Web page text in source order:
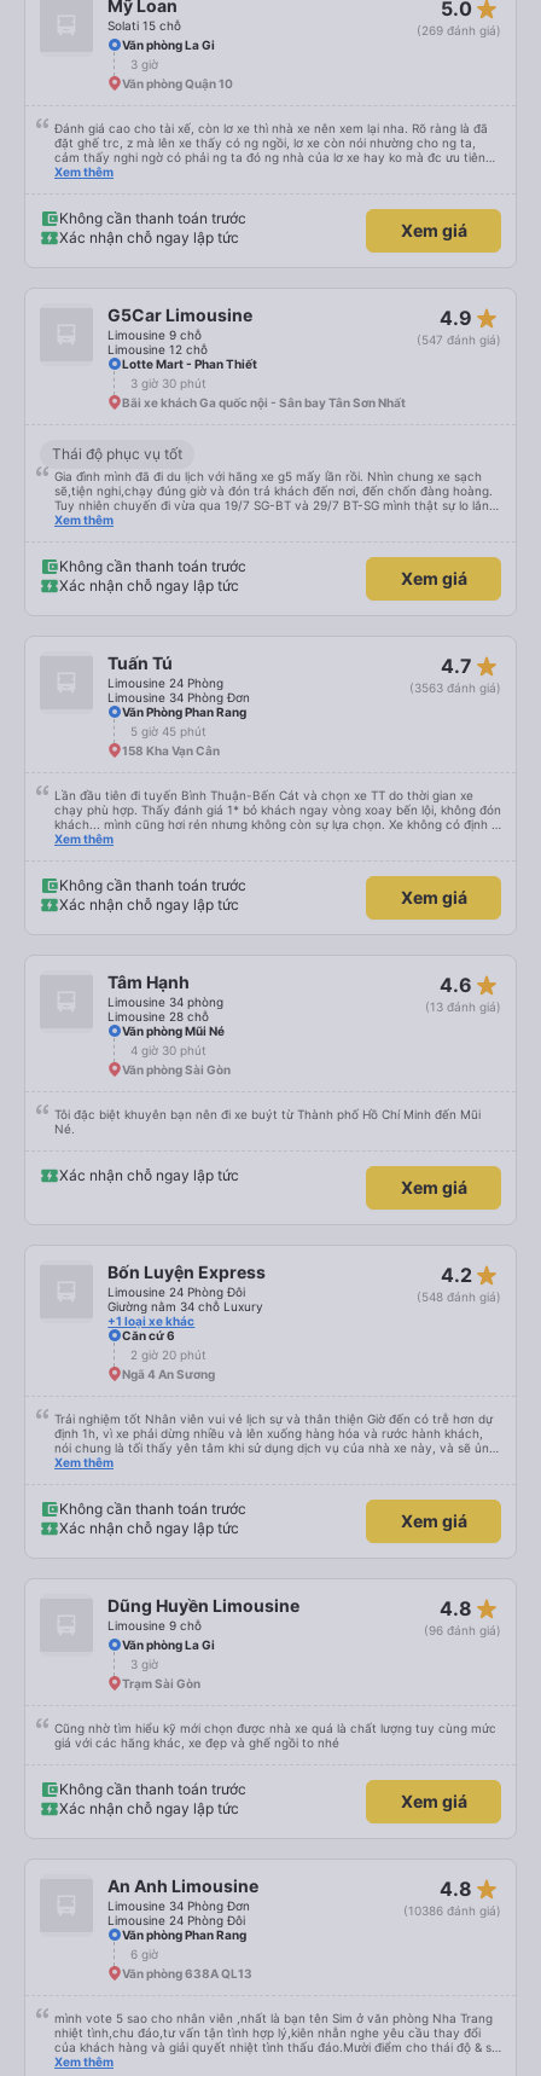
suốt chuyến đi, và có thể sẽ có những điểm dừng chân. Tôi khuyên bạn nên
chọn công ty này và đặt chỗ ngồi VIP.
Mỹ Loan
Solati 15 chỗ
5.0 star_rate
(269 đánh giá)
Văn phòng La Gi
3 giờ
Văn phòng Quận 10
Đánh giá cao cho tài xế, còn lơ xe thì nhà xe nên xem lại nha. Rõ ràng là đã
đặt ghế trc, z mà lên xe thấy có ng ngồi, lơ xe còn nói nhường cho ng ta,
cảm thấy nghi ngờ có phải ng ta đó ng nhà của lơ xe hay ko mà đc ưu tiên
như z, z đặt ghế làm j. Nhưg tài xế đã đứng ra giải quyết nên đánh giá 5* cho
Xem thêm
Không cần thanh toán trước
Xác nhận chỗ ngay lập tức
Xem giá
G5Car Limousine
Limousine 9 chỗ
Limousine 12 chỗ
4.9 star_rate
(547 đánh giá)
Lotte Mart - Phan Thiết
3 giờ 30 phút
Bãi xe khách Ga quốc nội - Sân bay Tân Sơn Nhất
Thái độ phục vụ tốt
Gia đình mình đã đi du lịch với hãng xe g5 mấy lần rồi. Nhìn chung xe sạch
sẽ,tiện nghi,chạy đúng giờ và đón trả khách đến nơi, đến chốn đàng hoàng.
Tuy nhiên chuyến đi vừa qua 19/7 SG-BT và 29/7 BT-SG mình thật sự lo lắng,
yếu tim với bác tài . Ko biết may mắn hay xúi quẩy mà chuyến đi khứ hồi đều
người cũng tới nói an toàn. Cảm ơn trời phật
Xem thêm
Không cần thanh toán trước
Xác nhận chỗ ngay lập tức
Xem giá
Tuấn Tú
Limousine 24 Phòng
Limousine 34 Phòng Đơn
4.7 star_rate
(3563 đánh giá)
Văn Phòng Phan Rang
5 giờ 45 phút
158 Kha Vạn Cân
Lần đầu tiên đi tuyến Bình Thuận-Bến Cát và chọn xe TT do thời gian xe
chạy phù hợp. Thấy đánh giá 1* bỏ khách ngay vòng xoay bến lội, không đón
khách... mình cũng hơi rén nhưng không còn sự lựa chọn. Xe không có định vị
nhưng chạy đúng giờ, lệch có vài phút. Tài xế, phụ xe thân thiện, trả khách
Xem thêm
Không cần thanh toán trước
Xác nhận chỗ ngay lập tức
Xem giá
Tâm Hạnh
Limousine 34 phòng
Limousine 28 chỗ
4.6 star_rate
(13 đánh giá)
Văn phòng Mũi Né
4 giờ 30 phút
Văn phòng Sài Gòn
Tôi đặc biệt khuyên bạn nên đi xe buýt từ Thành phố Hồ Chí Minh đến Mũi
Né.
Xác nhận chỗ ngay lập tức
Xem giá
Bốn Luyện Express
Limousine 24 Phòng Đôi
Giường nằm 34 chỗ Luxury
+1 loại xe khác
4.2 star_rate
(548 đánh giá)
Căn cứ 6
2 giờ 20 phút
Ngã 4 An Sương
Trải nghiệm tốt Nhân viên vui vẻ lịch sự và thân thiện Giờ đến có trễ hơn dự
định 1h, vì xe phải dừng nhiều và lên xuống hàng hóa và rước hành khách,
nói chung là tối thấy yên tâm khi sử dụng dịch vụ của nhà xe này, và sẽ ủng
hộ và giới thiệu cho người thân sử dụng dịch vụ của nhà xe này
Xem thêm
Không cần thanh toán trước
Xác nhận chỗ ngay lập tức
Xem giá
Dũng Huyền Limousine
Limousine 9 chỗ
4.8 star_rate
(96 đánh giá)
Văn phòng La Gi
3 giờ
Trạm Sài Gòn
Cũng nhờ tìm hiểu kỹ mới chọn được nhà xe quá là chất lượng tuy cùng mức
giá với các hãng khác, xe đẹp và ghế ngồi to nhé
Không cần thanh toán trước
Xác nhận chỗ ngay lập tức
Xem giá
An Anh Limousine
Limousine 34 Phòng Đơn
Limousine 24 Phòng Đôi
4.8 star_rate
(10386 đánh giá)
Văn phòng Phan Rang
6 giờ
Văn phòng 638A QL13
mình vote 5 sao cho nhân viên ,nhất là bạn tên Sim ở văn phòng Nha Trang
nhiệt tình,chu đáo,tư vấn tận tình hợp lý,kiên nhẫn nghe yêu cầu thay đổi
của khách hàng và giải quyết nhiệt tình thấu đáo.Mười điểm cho thái độ & sự
chuyên nghiệp của bạn Sim. Mình ấn tượng với bạn Sim và có hỏi thăm tài xế
Xem thêm